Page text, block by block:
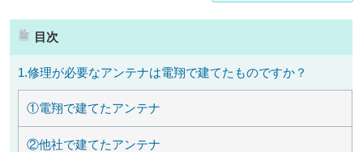
目次
1.修理が必要なアンテナは電翔で建てたものですか？
①電翔で建てたアンテナ
②他社で建てたアンテナ